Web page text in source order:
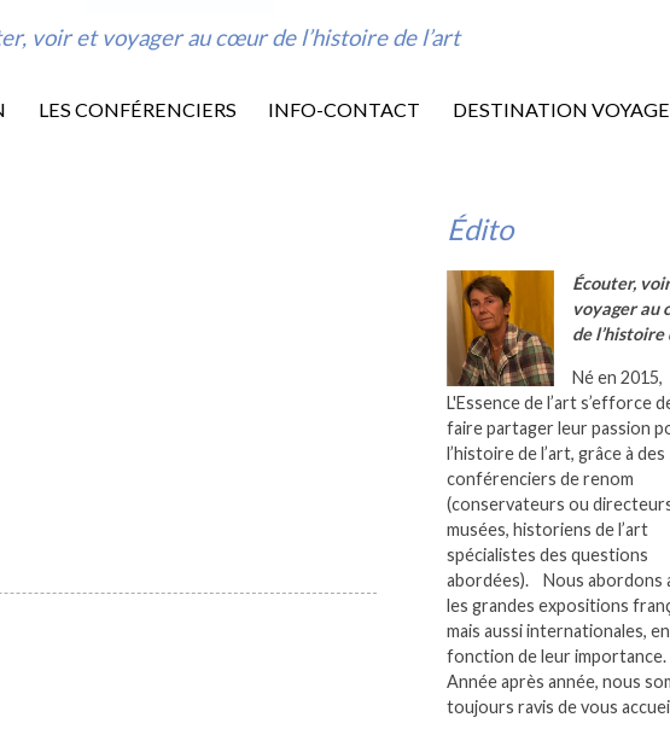
voir et voyager au cœur de l’histoire de l’art
LES CONFÉRENCIERS INFO-CONTACT DESTINATION VOYAGE
Édito
Écouter,
voyager au
de l’histoire
Né en 2015,
L'Essence de l’art s’efforce
faire partager leur passion
l’histoire de l’art, grâce à des
conférenciers de renom
(conservateurs ou
musées, historiens de l’art
spécialistes des questions
abordées). Nous abordons
les grandes expositions
mais aussi internationales, en
fonction de leur importance.
Année après année, nous
toujours ravis de vous